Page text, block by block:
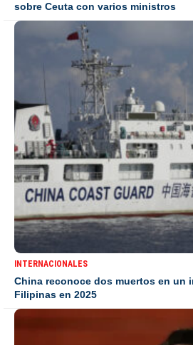
sobre Ceuta con varios ministros
INTERNACIONALES
China reconoce dos muertos en un
Filipinas en 2025